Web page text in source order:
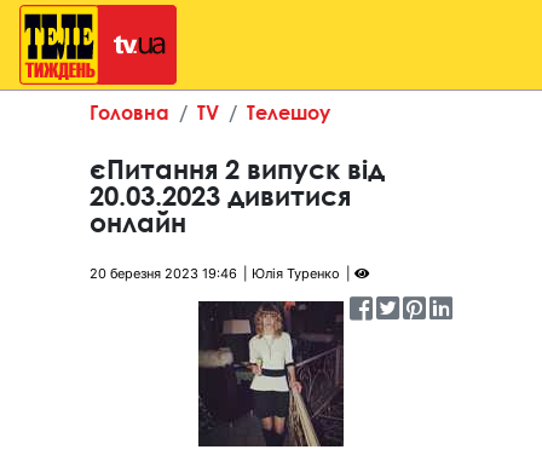
Головна TV Телешоу
єПитання 2 випуск від
20.03.2023 дивитися
онлайн
20 березня 2023 19:46 Юлія Туренко